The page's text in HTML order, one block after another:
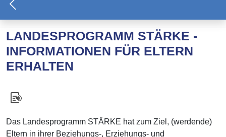
LANDESPROGRAMM STÄRKE -
INFORMATIONEN FÜR ELTERN
ERHALTEN
Das Landesprogramm STÄRKE hat zum Ziel, (werdende)
Eltern in ihrer Beziehungs-, Erziehungs- und